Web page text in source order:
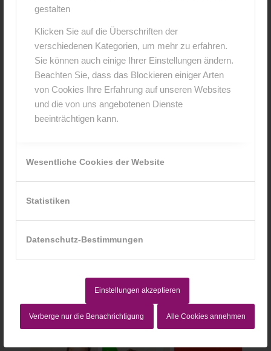
gestalten
Klicken Sie auf die Überschriften der
verschiedenen Kategorien, um mehr zu erfahren.
Sie können auch einige Ihrer Einstellungen ändern.
Beachten Sie, dass das Blockieren einiger Arten
von Cookies Ihre Erfahrung auf unseren Websites
und die von uns angebotenen Dienste
beeinträchtigen kann.
Wesentliche Cookies der Website
Statistiken
Datenschutz-Bestimmungen
Einstellungen akzeptieren
Verberge nur die Benachrichtigung Alle Cookies annehmen